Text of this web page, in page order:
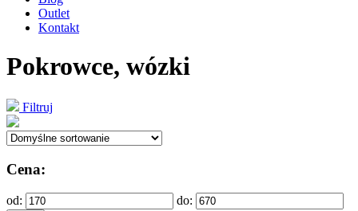
Outlet
Kontakt
Pokrowce, wózki
Filtruj
Cena:
od: do: